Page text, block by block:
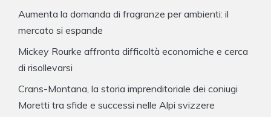
Aumenta la domanda di fragranze per ambienti: il
mercato si espande
Mickey Rourke affronta difficoltà economiche e cerca
di risollevarsi
Crans-Montana, la storia imprenditoriale dei coniugi
Moretti tra sfide e successi nelle Alpi svizzere